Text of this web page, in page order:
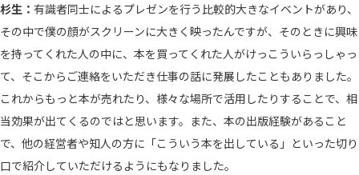
杉生： 有識者同士によるプレゼンを行う比較的大きなイベントがあり、
その中で僕の顔がスクリーンに大きく映ったんですが、そのときに興味
を持ってくれた人の中に、本を買ってくれた人がけっこういらっしゃっ
て、そこからご連絡をいただき仕事の話に発展したこともありました。
これからもっと本が売れたり、様々な場所で活用したりすることで、相
当効果が出てくるのではと思います。また、本の出版経験があること
で、他の経営者や知人の方に「こういう本を出している」といった切り
口で紹介していただけるようにもなりました。